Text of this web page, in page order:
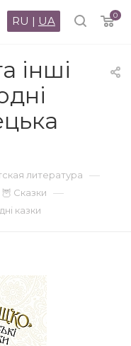
0
RU | UA
інші
литература —
🦉 Сказки —
казки